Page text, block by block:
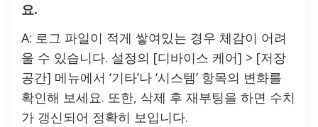
요.
A: 로그 파일이 적게 쌓여있는 경우 체감이 어려
울 수 있습니다. 설정의 [디바이스 케어] > [저장
공간] 메뉴에서 ‘기타’나 ‘시스템’ 항목의 변화를
확인해 보세요. 또한, 삭제 후 재부팅을 하면 수치
가 갱신되어 정확히 보입니다.